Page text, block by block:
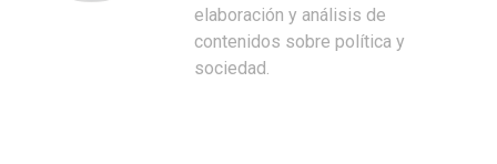
elaboración y análisis de
contenidos sobre política y
sociedad.